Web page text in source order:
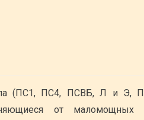
(ПС1, ПС4, ПСВБ, Л и
от маломощных